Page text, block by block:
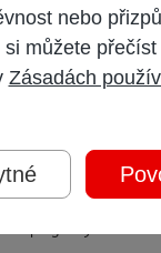
je mezi tím
programy mi budou
nebo
můžete přečíst
Zásadách